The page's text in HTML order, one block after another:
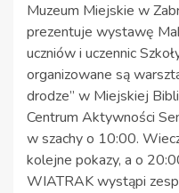
Muzeum Miejskie w
prezentuje wystawę
uczniów i uczennic
organizowane są
drodze” w Miejskiej
Centrum Aktywności
w szachy o 10:00.
kolejne pokazy, a o
WIATRAK wystąpi